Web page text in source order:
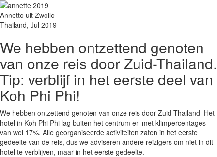
Annette uit Zwolle
Thailand, Jul 2019
We hebben ontzettend genoten
van onze reis door Zuid-Thailand.
Tip: verblijf in het eerste deel van
Koh Phi Phi!
We hebben ontzettend genoten van onze reis door Zuid-Thailand. Het
hotel in Koh Phi Phi lag buiten het centrum en met klimpercentages
van wel 17%. Alle georganiseerde activiteiten zaten in het eerste
gedeelte van de reis, dus we adviseren andere reizigers om niet in dit
hotel te verblijven, maar in het eerste gedeelte.